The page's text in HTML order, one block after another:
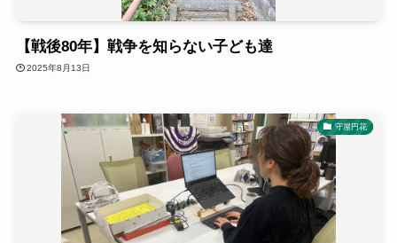
【戦後80年】戦争を知らない子ども達
2025年8月13日
守屋円花